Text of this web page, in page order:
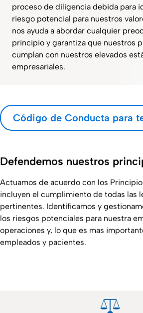
proceso de diligencia debida para
riesgo potencial para nuestros
nos ayuda a abordar cualquier
principio y garantiza que nuestros
cumplan con nuestros elevados
empresariales.
Código de Conducta para
Defendemos nuestros
Actuamos de acuerdo con los
incluyen el cumplimiento de todas las
pertinentes. Identificamos y
los riesgos potenciales para nuestra
operaciones y, lo que es mas
empleados y pacientes.